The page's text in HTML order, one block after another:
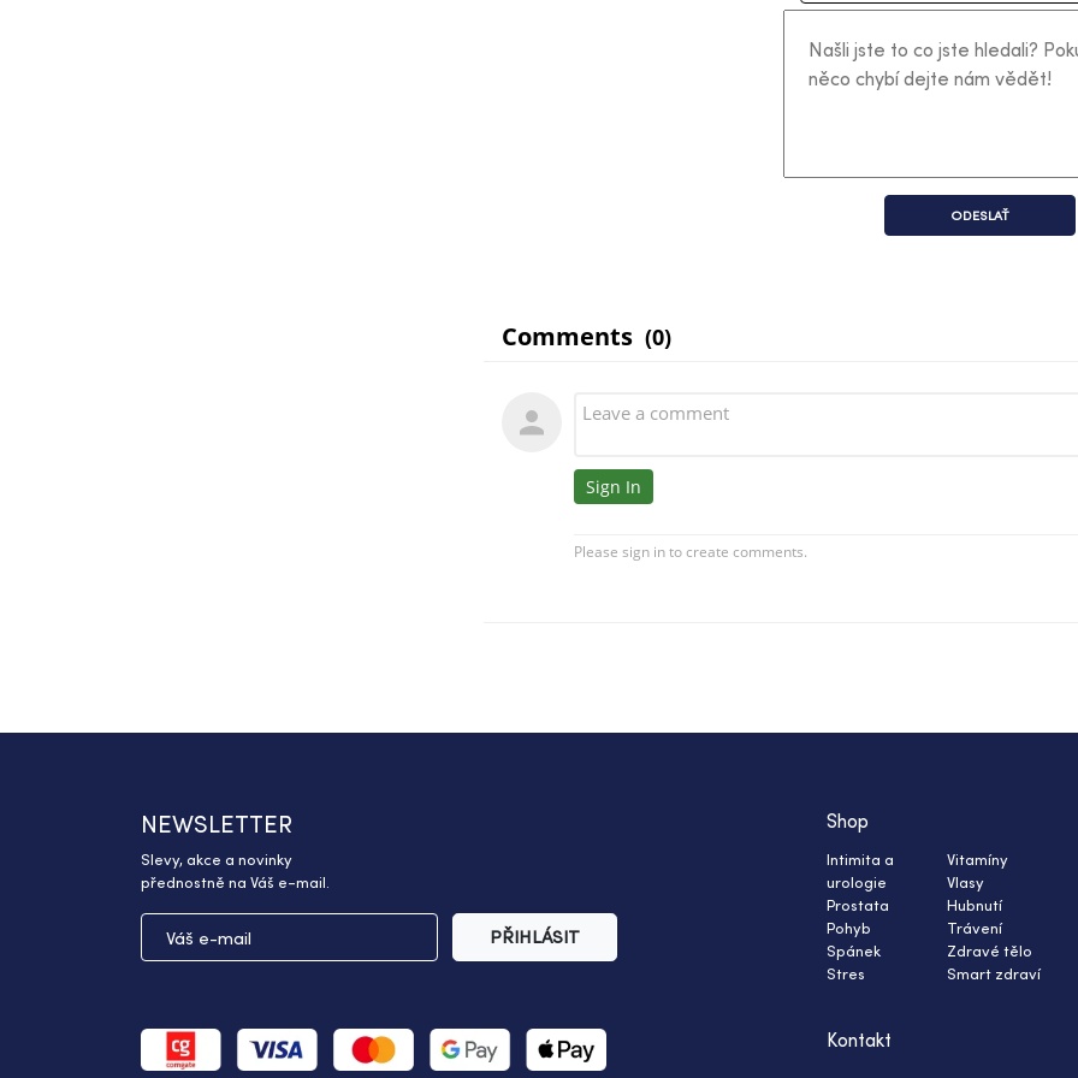
ODESLAŤ
NEWSLETTER
Slevy, akce a novinky
přednostně na Váš e-mail.
PŘIHLÁSIT
Shop
Intimita a
urologie
Prostata
Pohyb
Spánek
Stres
Vitamíny
Vlasy
Hubnutí
Trávení
Zdravé tělo
Smart zdraví
Kontakt